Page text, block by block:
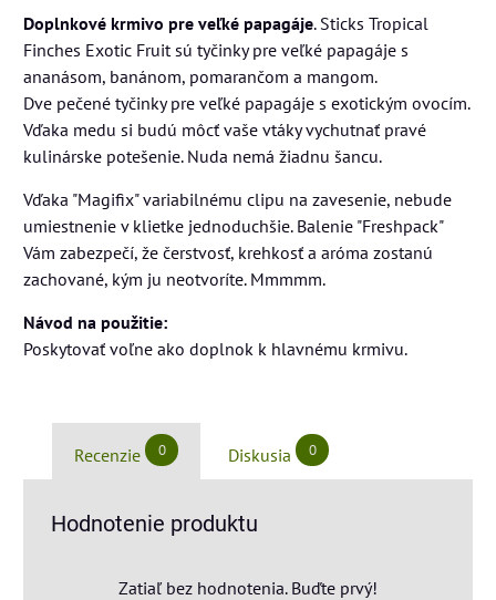
Doplnkové krmivo pre veľké papagáje. Sticks Tropical
Finches Exotic Fruit sú tyčinky pre veľké papagáje s
ananásom, banánom, pomarančom a mangom.
Dve pečené tyčinky pre veľké papagáje s exotickým ovocím.
Vďaka medu si budú môcť vaše vtáky vychutnať pravé
kulinárske potešenie. Nuda nemá žiadnu šancu.
Vďaka "Magifix" variabilnému clipu na zavesenie, nebude
umiestnenie v klietke jednoduchšie. Balenie "Freshpack"
Vám zabezpečí, že čerstvosť, krehkosť a aróma zostanú
zachované, kým ju neotvoríte. Mmmmm.
Návod na použitie:
Poskytovať voľne ako doplnok k hlavnému krmivu.
Recenzie 0 Diskusia 0
Hodnotenie produktu
Zatiaľ bez hodnotenia. Buďte prvý!